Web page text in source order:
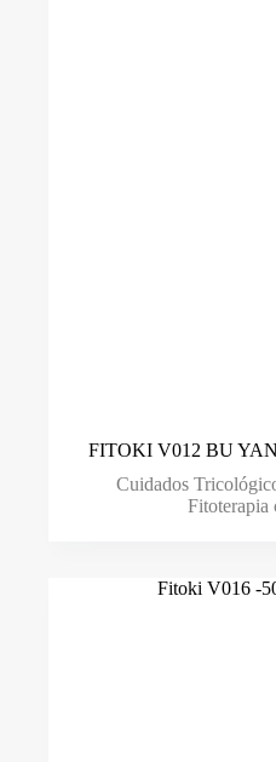
FITOKI V012 BU
Cuidados
Fitoterapia